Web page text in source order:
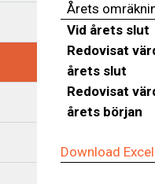
Årets
Vid årets slut
Redovisat
årets slut
Redovisat
årets början
Download Excel